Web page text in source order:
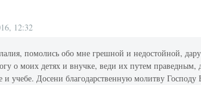
12:32
помолись обо мне грешной и недостойной,
о моих детях и внучке, веди их путем праведным,
и учебе. Досени благодарственную молитву Господу